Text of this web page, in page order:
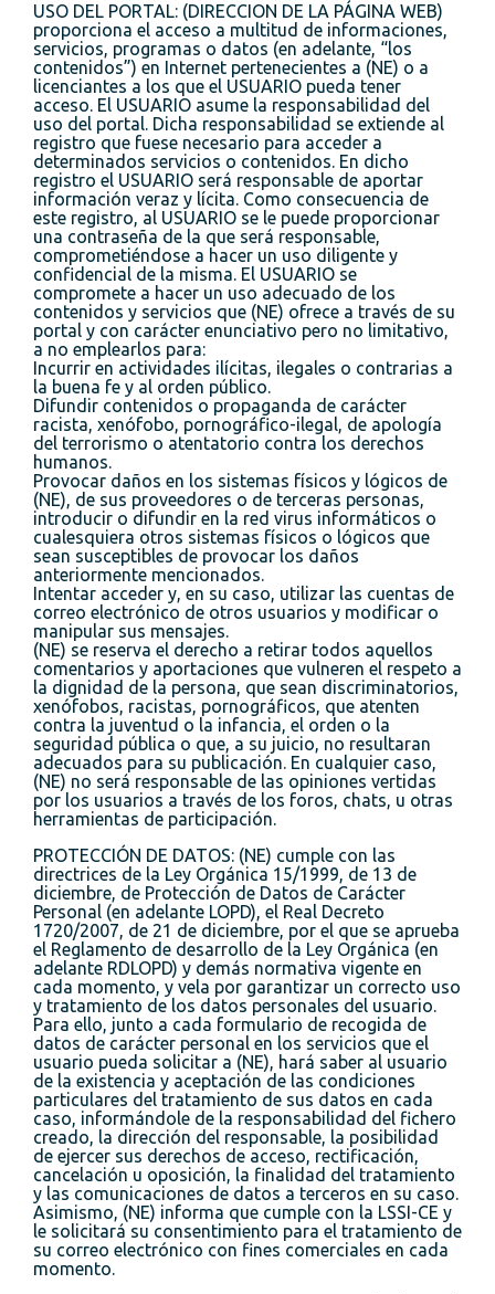
USO DEL PORTAL: (DIRECCION DE LA PÁGINA WEB)
proporciona el acceso a multitud de informaciones,
servicios, programas o datos (en adelante, “los
contenidos”) en Internet pertenecientes a (NE) o a
licenciantes a los que el USUARIO pueda tener
acceso. El USUARIO asume la responsabilidad del
uso del portal. Dicha responsabilidad se extiende al
registro que fuese necesario para acceder a
determinados servicios o contenidos. En dicho
registro el USUARIO será responsable de aportar
información veraz y lícita. Como consecuencia de
este registro, al USUARIO se le puede proporcionar
una contraseña de la que será responsable,
comprometiéndose a hacer un uso diligente y
confidencial de la misma. El USUARIO se
compromete a hacer un uso adecuado de los
contenidos y servicios que (NE) ofrece a través de su
portal y con carácter enunciativo pero no limitativo,
a no emplearlos para:
Incurrir en actividades ilícitas, ilegales o contrarias a
la buena fe y al orden público.
Difundir contenidos o propaganda de carácter
racista, xenófobo, pornográfico-ilegal, de apología
del terrorismo o atentatorio contra los derechos
humanos.
Provocar daños en los sistemas físicos y lógicos de
(NE), de sus proveedores o de terceras personas,
introducir o difundir en la red virus informáticos o
cualesquiera otros sistemas físicos o lógicos que
sean susceptibles de provocar los daños
anteriormente mencionados.
Intentar acceder y, en su caso, utilizar las cuentas de
correo electrónico de otros usuarios y modificar o
manipular sus mensajes.
(NE) se reserva el derecho a retirar todos aquellos
comentarios y aportaciones que vulneren el respeto a
la dignidad de la persona, que sean discriminatorios,
xenófobos, racistas, pornográficos, que atenten
contra la juventud o la infancia, el orden o la
seguridad pública o que, a su juicio, no resultaran
adecuados para su publicación. En cualquier caso,
(NE) no será responsable de las opiniones vertidas
por los usuarios a través de los foros, chats, u otras
herramientas de participación.
PROTECCIÓN DE DATOS: (NE) cumple con las
directrices de la Ley Orgánica 15/1999, de 13 de
diciembre, de Protección de Datos de Carácter
Personal (en adelante LOPD), el Real Decreto
1720/2007, de 21 de diciembre, por el que se aprueba
el Reglamento de desarrollo de la Ley Orgánica (en
adelante RDLOPD) y demás normativa vigente en
cada momento, y vela por garantizar un correcto uso
y tratamiento de los datos personales del usuario.
Para ello, junto a cada formulario de recogida de
datos de carácter personal en los servicios que el
usuario pueda solicitar a (NE), hará saber al usuario
de la existencia y aceptación de las condiciones
particulares del tratamiento de sus datos en cada
caso, informándole de la responsabilidad del fichero
creado, la dirección del responsable, la posibilidad
de ejercer sus derechos de acceso, rectificación,
cancelación u oposición, la finalidad del tratamiento
y las comunicaciones de datos a terceros en su caso.
Asimismo, (NE) informa que cumple con la LSSI-CE y
le solicitará su consentimiento para el tratamiento de
su correo electrónico con fines comerciales en cada
momento.